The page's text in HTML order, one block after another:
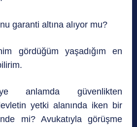
garanti altına alıyor mu?
gördüğüm yaşadığım en
anlamda güvenlikten
yetki alanında iken bir
mi? Avukatıyla görüşme